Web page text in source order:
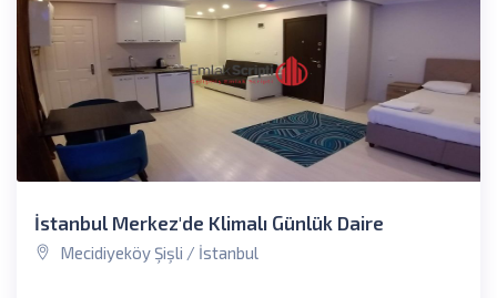
İstanbul Merkez'de Klimalı Günlük Daire
Mecidiyeköy Şişli / İstanbul